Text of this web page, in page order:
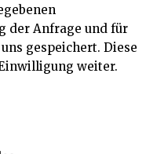
der Anfrage und für
gespeichert. Diese
weiter.